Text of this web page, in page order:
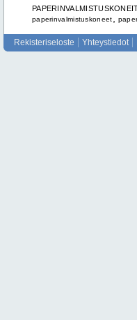
paperinvalmistuskoneet
Rekisteriseloste Yhteystiedot